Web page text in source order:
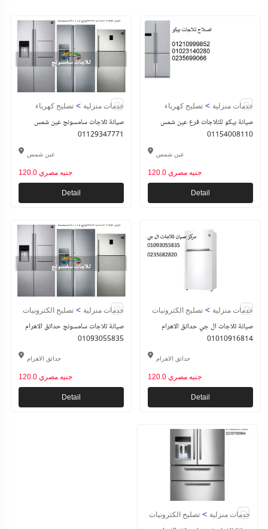
خدمات منزلية > تصليح كهرباء
صيانة ثلاجات سامسونج عين شمس
01129347771
عين شمس
120.0 جنيه مصري
Detail
خدمات منزلية > تصليح كهرباء
صيانة بيكو للثلاجات فرع عين شمس
01154008110
عين شمس
120.0 جنيه مصري
Detail
خدمات منزلية > تصليح الكترونيات
صيانة ثلاجات سامسونج حدائق الاهرام
01093055835
حدائق الاهرام
120.0 جنيه مصري
Detail
خدمات منزلية > تصليح الكترونيات
صيانة ثلاجات ال جي حدائق الاهرام
01010916814
حدائق الاهرام
120.0 جنيه مصري
Detail
خدمات منزلية > تصليح الكترونيات